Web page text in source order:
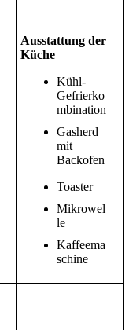
Ausstattung der
Küche
Kühl-
Gefrierko
mbination
Gasherd
mit
Backofen
Toaster
Mikrowel
le
Kaffeema
schine